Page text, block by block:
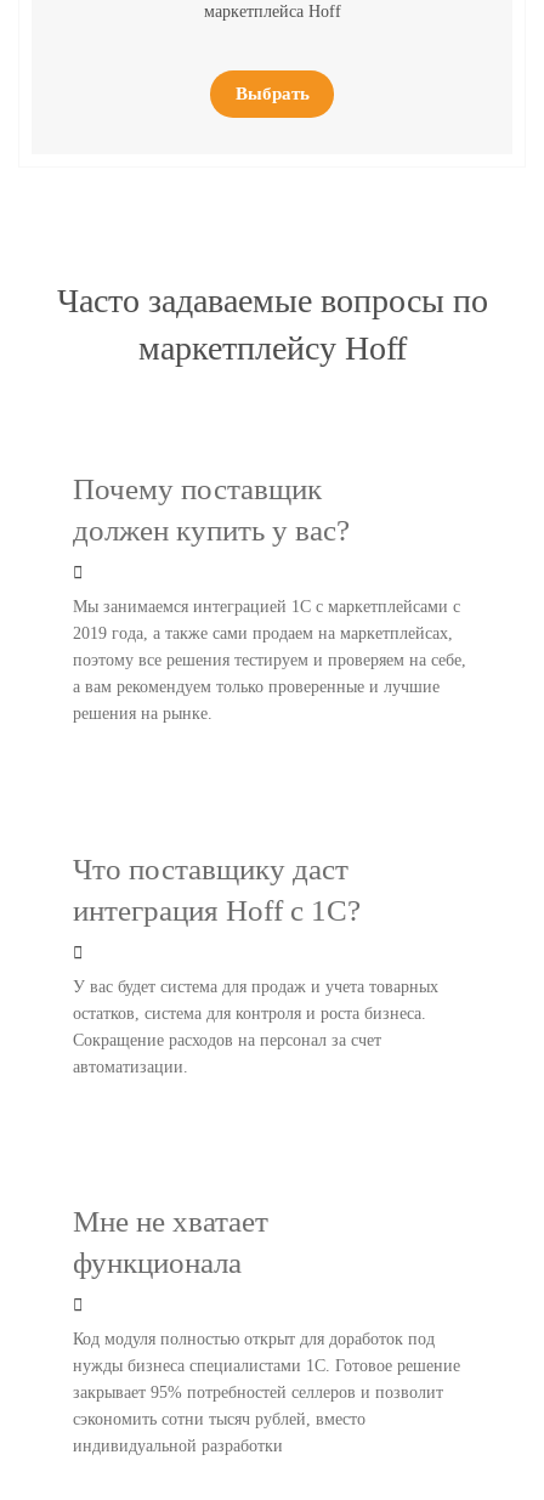
маркетплейса Hoff
Выбрать
Часто задаваемые вопросы по
маркетплейсу Hoff
Почему поставщик
должен купить у вас?
Мы занимаемся интеграцией 1С с маркетплейсами с
2019 года, а также сами продаем на маркетплейсах,
поэтому все решения тестируем и проверяем на себе,
а вам рекомендуем только проверенные и лучшие
решения на рынке.
Что поставщику даст
интеграция Hoff с 1С?
У вас будет система для продаж и учета товарных
остатков, система для контроля и роста бизнеса.
Сокращение расходов на персонал за счет
автоматизации.
Мне не хватает
функционала
Код модуля полностью открыт для доработок под
нужды бизнеса специалистами 1С. Готовое решение
закрывает 95% потребностей селлеров и позволит
сэкономить сотни тысяч рублей, вместо
индивидуальной разработки